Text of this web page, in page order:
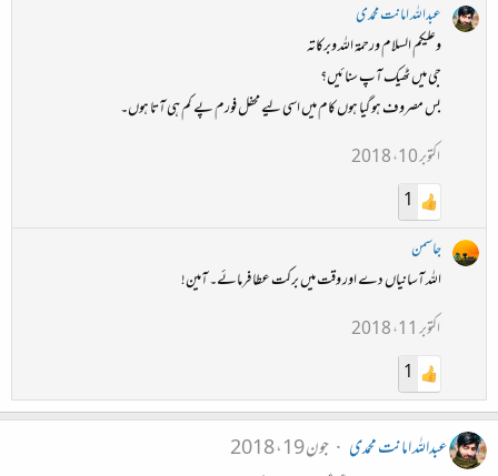
عبداللہ امانت محمدی
وعلیکم السلام ورحمة الله وبركاته
جی میں ٹھیک آپ سنائیں؟
بس مصروف ہو گیا ہوں کام میں اسی لیے محفل فورم پے کم ہی آتا ہوں۔
اکتوبر 10، 2018
1
جاسمن
اللہ آسانیاں دے اور وقت میں برکت عطا فرمائے۔ آمین!
اکتوبر 11، 2018
1
عبداللہ امانت محمدی
جون 19، 2018